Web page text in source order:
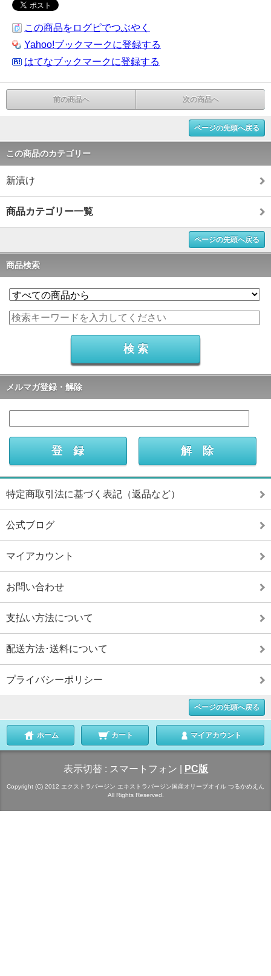
この商品をログピでつぶやく
Yahoo!ブックマークに登録する
はてなブックマークに登録する
前の商品へ 次の商品へ
ページの先頭へ戻る
この商品のカテゴリー
新漬け
商品カテゴリー一覧
ページの先頭へ戻る
商品検索
メルマガ登録・解除
特定商取引法に基づく表記（返品など）
公式ブログ
マイアカウント
お問い合わせ
支払い方法について
配送方法･送料について
プライバシーポリシー
ページの先頭へ戻る
ホーム カート マイアカウント
表示切替 : スマートフォン PC版
Copyright (C) 2012 エクストラバージン エキストラバージン国産オリーブオイル つるかめえん
All Rights Reserved.